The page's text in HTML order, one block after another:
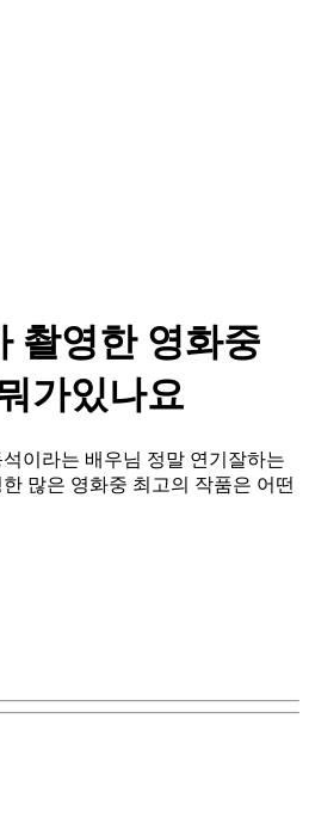
촬영한 영화중
가있나요
이라는 배우님 정말 연기잘하는
많은 영화중 최고의 작품은 어떤